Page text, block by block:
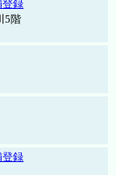
登録
5階
登録